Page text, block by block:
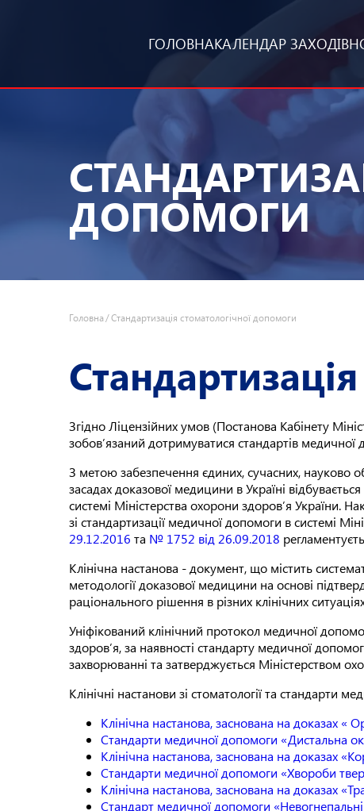
ГОЛОВНАКАЛЕНДАР ЗАХОДІВ
ДОПОМОГИ
Головна Стандартизація стоматологічної допомоги
Згідно Ліцензійних умов (Постанова Кабінету
зобов’язаний дотримуватися стандартів
З метою забезпечення єдиних, сучасних, науково
засадах доказової медицини в Україні
системі Міністерства охорони здоров’я
зі стандартизації медичної допомоги в системі
29.12.2016 та № 1752 від 26.09.2018
Клінічна настанова - документ, що містить
методології доказової медицини на основі
раціонального рішення в різних клінічних
Уніфікований клінічний протокол медичної
здоров’я, за наявності стандарту медичної
захворюванні та затверджується Міністерством
Клінічні настанови зі стоматології та стандарти
Клінічна настанова, заснована на доказах «
Стандарти медичної допомоги «Дистальна
Клінічна настанова, заснована на доказах
Стандарти медичної допомоги «Хвороби
Клінічна настанова, заснована на доказах
Стандарт медичної допомоги